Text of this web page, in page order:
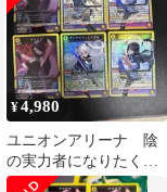
¥4,980
ユニオンアリーナ 陰
の実力者になりたく
て SRセット